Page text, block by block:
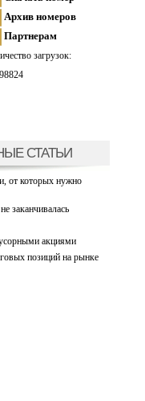
Архив номеров
Партнерам
загрузок:
СТАТЬИ
от которых нужно
заканчивалась
акциями
позиций на рынке